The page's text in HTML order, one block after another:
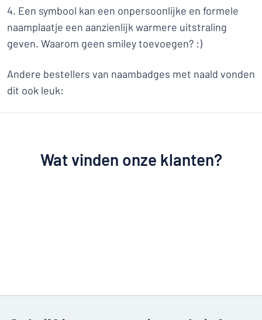
4. Een symbool kan een onpersoonlijke en formele
naamplaatje een aanzienlijk warmere uitstraling
geven. Waarom geen smiley toevoegen? :)
Andere bestellers van naambadges met naald vonden
dit ook leuk:
Wat vinden onze klanten?